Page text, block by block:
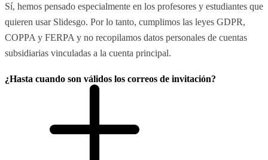
Sí, hemos pensado especialmente en los profesores y estudiantes que
quieren usar Slidesgo. Por lo tanto, cumplimos las leyes GDPR,
COPPA y FERPA y no recopilamos datos personales de cuentas
subsidiarias vinculadas a la cuenta principal.
¿Hasta cuando son válidos los correos de invitación?